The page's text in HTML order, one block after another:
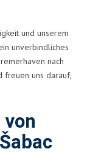
und unserem
unverbindliches
nach
freuen uns darauf,